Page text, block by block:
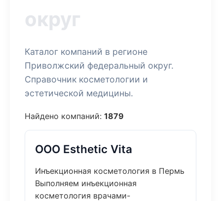
округ
Каталог компаний в регионе
Приволжский федеральный округ.
Справочник косметологии и
эстетической медицины.
Найдено компаний: 1879
ООО Esthetic Vita
Инъекционная косметология в Пермь
Выполняем инъекционная
косметология врачами-